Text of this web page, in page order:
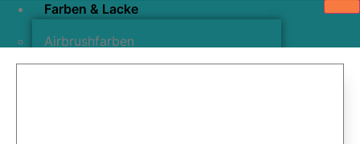
Farben & Lacke
Airbrushfarben
Pinselfarben & Farbsätze